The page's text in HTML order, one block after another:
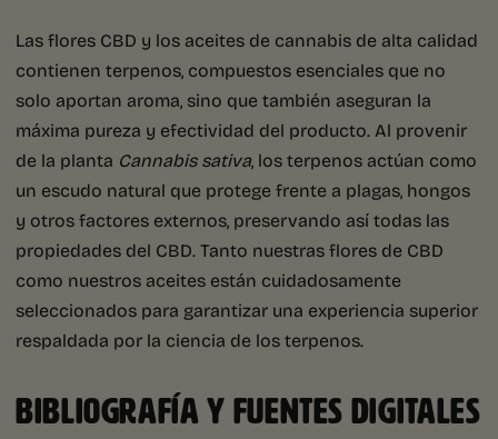
Las flores CBD y los aceites de cannabis de alta calidad
contienen terpenos, compuestos esenciales que no
solo aportan aroma, sino que también aseguran la
máxima pureza y efectividad del producto. Al provenir
de la planta Cannabis sativa, los terpenos actúan como
un escudo natural que protege frente a plagas, hongos
y otros factores externos, preservando así todas las
propiedades del CBD. Tanto nuestras flores de CBD
como nuestros aceites están cuidadosamente
seleccionados para garantizar una experiencia superior
respaldada por la ciencia de los terpenos.
BIBLIOGRAFÍA Y FUENTES DIGITALES